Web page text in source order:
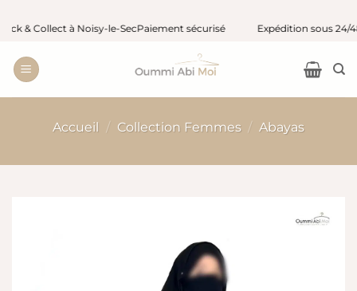
Passer
contenu
Collect à Noisy-le-SecPaiement sécurisé Expédition sous 24/48 h
Accueil / Collection Femmes / Abayas